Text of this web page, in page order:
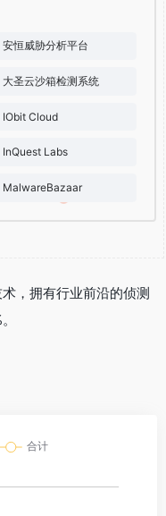
安恒威胁分析平台
大圣云沙箱检测系统
IObit Cloud
InQuest Labs
MalwareBazaar
，拥有行业前沿的侦测